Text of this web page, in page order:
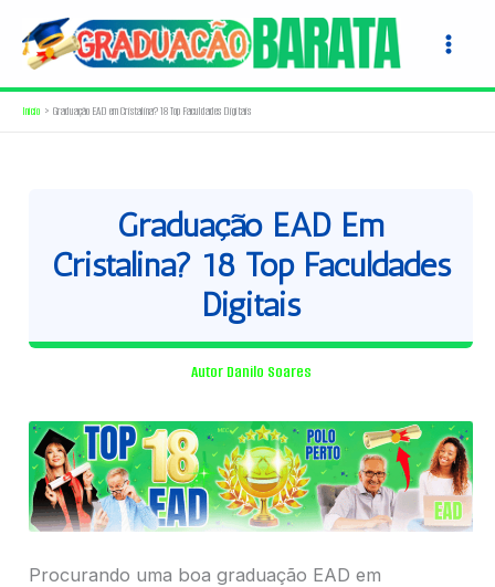
para
conteúdo
Início Graduação EAD em Cristalina? 18 Top Faculdades Digitais
Graduação EAD Em
Cristalina? 18 Top Faculdades
Digitais
Autor Danilo Soares
Procurando uma boa graduação EAD em